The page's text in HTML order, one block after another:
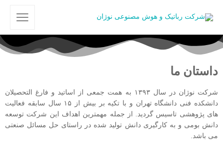
داستان ما
شرکت نوژان در سال ۱۳۹۳ به همت جمعی از اساتید و فارغ التحصیلان
دانشکده فنی دانشگاه تهران و با تکیه بر بیش از ۱۵ سال سابقه فعالیت
های پژوهشی تاسیس گردید. از جمله مهمترین اهداف این شرکت توسعه
دانش بومی و به کارگیری دانش تولید شده در راستای حل مسائل صنعتی
می باشد.